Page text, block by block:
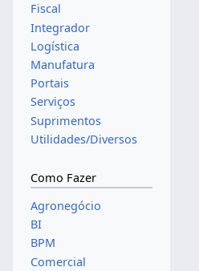
Fiscal
Integrador
Logística
Manufatura
Portais
Serviços
Suprimentos
Utilidades/Diversos
Como Fazer
Agronegócio
BI
BPM
Comercial